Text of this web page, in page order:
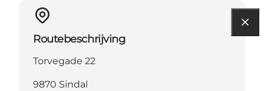
Routebeschrijving
Torvegade 22
9870 Sindal